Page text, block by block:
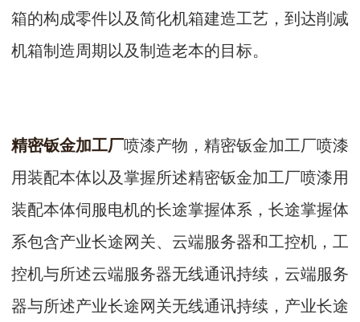
箱的构成零件以及简化机箱建造工艺，到达削减
机箱制造周期以及制造老本的目标。
精密钣金加工厂喷漆产物，精密钣金加工厂喷漆
用装配本体以及掌握所述精密钣金加工厂喷漆用
装配本体伺服电机的长途掌握体系，长途掌握体
系包含产业长途网关、云端服务器和工控机，工
控机与所述云端服务器无线通讯持续，云端服务
器与所述产业长途网关无线通讯持续，产业长途